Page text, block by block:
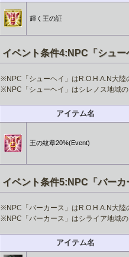
輝く王の証
イベント条件4:NPC「シュ
※NPC「シューヘイ」はR.O.H.A.N大
※NPC「シューヘイ」はシレノス地域
アイテム名
王の紋章20%(Event)
イベント条件5:NPC「バー
※NPC「バーカース」はR.O.H.A.N大
※NPC「バーカース」はシライア地域
アイテム名